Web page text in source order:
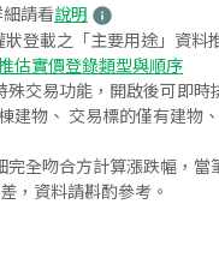
請看說明
登載之「主要用途」資料
估實價登錄類型與順序
交易功能，開啟後可即時
建物、 交易標的僅有建物
全吻合方計算漲跌幅，當
，資料請斟酌參考。